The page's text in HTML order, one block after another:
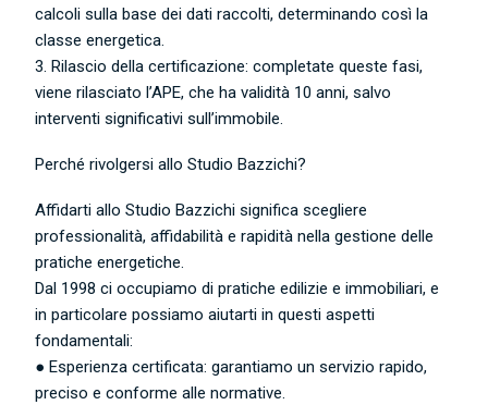
calcoli sulla base dei dati raccolti, determinando così la
classe energetica.
3. Rilascio della certificazione: completate queste fasi,
viene rilasciato l’APE, che ha validità 10 anni, salvo
interventi significativi sull’immobile.
Perché rivolgersi allo Studio Bazzichi?
Affidarti allo Studio Bazzichi significa scegliere
professionalità, affidabilità e rapidità nella gestione delle
pratiche energetiche.
Dal 1998 ci occupiamo di pratiche edilizie e immobiliari, e
in particolare possiamo aiutarti in questi aspetti
fondamentali:
● Esperienza certificata: garantiamo un servizio rapido,
preciso e conforme alle normative.